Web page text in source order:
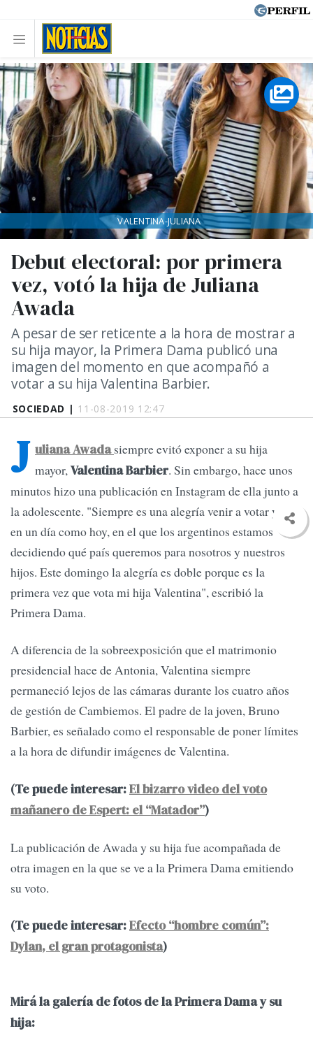
SOCIEDAD | 11-08-2019 12:47
Debut electoral: por primera
vez, votó la hija de Juliana
Awada
A pesar de ser reticente a la hora de mostrar a
su hija mayor, la Primera Dama publicó una
imagen del momento en que acompañó a
votar a su hija Valentina Barbier.
VALENTINA-JULIANA
J uliana Awada siempre evitó exponer a su hija
mayor,Valentina Barbier. Sin embargo, hace unos
minutos hizo una publicación en Instagram de ella junto a
la adolescente. "Siempre es una alegría venir a votar y más
en un día como hoy, en el que los argentinos estamos
decidiendo qué país queremos para nosotros y nuestros
hijos. Este domingo la alegría es doble porque es la
primera vez que vota mi hija Valentina", escribió la
Primera Dama.
A diferencia de la sobreexposición que el matrimonio
presidencial hace de Antonia, Valentina siempre
permaneció lejos de las cámaras durante los cuatro años
de gestión de Cambiemos. El padre de la joven, Bruno
Barbier, es señalado como el responsable de poner límites
a la hora de difundir imágenes de Valentina.
(Te puede interesar:El bizarro video del voto
mañanero de Espert: el “Matador”)
La publicación de Awada y su hija fue acompañada de
otra imagen en la que se ve a la Primera Dama emitiendo
su voto.
(Te puede interesar:Efecto “hombre común”:
Dylan, el gran protagonista)
Mirá la galería de fotos de la Primera Dama y su
hija: